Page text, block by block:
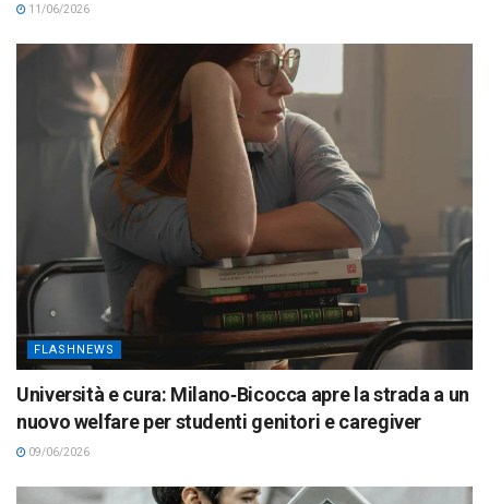
11/06/2026
FLASHNEWS
Università e cura: Milano‑Bicocca apre la strada a un
nuovo welfare per studenti genitori e caregiver
09/06/2026